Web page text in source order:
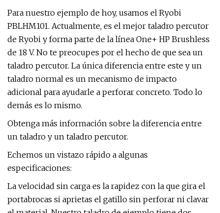
Para nuestro ejemplo de hoy, usamos el Ryobi
PBLHM101. Actualmente, es el mejor taladro percutor
de Ryobi y forma parte de la línea One+ HP Brushless
de 18 V. No te preocupes por el hecho de que sea un
taladro percutor. La única diferencia entre este y un
taladro normal es un mecanismo de impacto
adicional para ayudarle a perforar concreto. Todo lo
demás es lo mismo.
Obtenga más información sobre la diferencia entre
un taladro y un taladro percutor.
Echemos un vistazo rápido a algunas
especificaciones:
La velocidad sin carga es la rapidez con la que gira el
portabrocas si aprietas el gatillo sin perforar ni clavar